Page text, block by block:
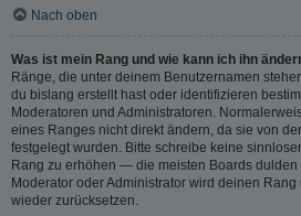
Nach oben
Was ist mein Rang und wie kann ich ihn
Ränge, die unter deinem Benutzernamen
du bislang erstellt hast oder identifizieren
Moderatoren und Administratoren.
eines Ranges nicht direkt ändern, da sie von
festgelegt wurden. Bitte schreibe keine
Rang zu erhöhen — die meisten Boards
Moderator oder Administrator wird deinen
wieder zurücksetzen.